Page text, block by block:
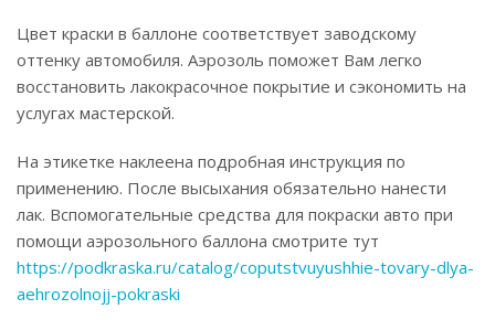
Цвет краски в баллоне соответствует заводскому
оттенку автомобиля. Аэрозоль поможет Вам легко
восстановить лакокрасочное покрытие и сэкономить на
услугах мастерской.
На этикетке наклеена подробная инструкция по
применению. После высыхания обязательно нанести
лак. Вспомогательные средства для покраски авто при
помощи аэрозольного баллона смотрите тут
https://podkraska.ru/catalog/coputstvuyushhie-tovary-dlya-
aehrozolnojj-pokraski